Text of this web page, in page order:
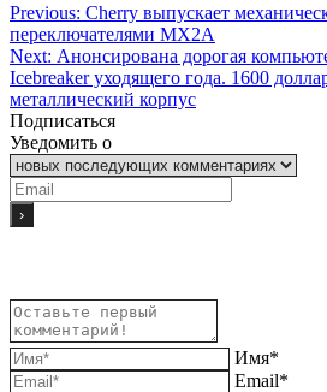
Previous: Cherry выпускает
переключателями MX2A
Next: Анонсирована дорогая
Icebreaker уходящего года. 1600
металлический корпус
Подписаться
Уведомить о
Имя*
Email*